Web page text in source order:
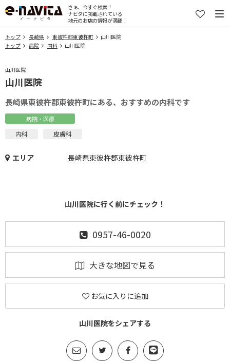
さぁ、今すぐ検索！
ナビタに掲載されている
地元のお店の情報が満載！
トップ 長崎県 東彼杵郡東彼杵町
山川医院
トップ
病院 内科 山川医院
山川医院
山川医院
長崎県東彼杵郡東彼杵町にある、おすすめの内科です
病院・医療
内科 皮膚科
エリア 長崎県東彼杵郡東彼杵町
山川医院に行く前にチェック！
0957-46-0020
大きな地図で見る
お気に入りに追加
山川医院をシェアする